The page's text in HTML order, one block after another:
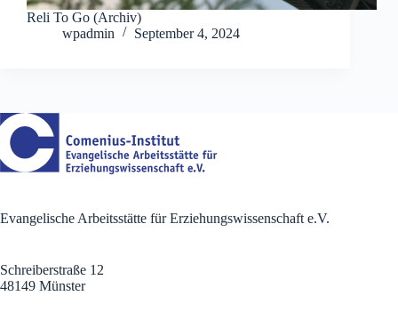
Reli To Go (Archiv)
wpadmin
September 4, 2024
Evangelische Arbeitsstätte für Erziehungswissenschaft e.V.
Schreiberstraße 12
48149 Münster